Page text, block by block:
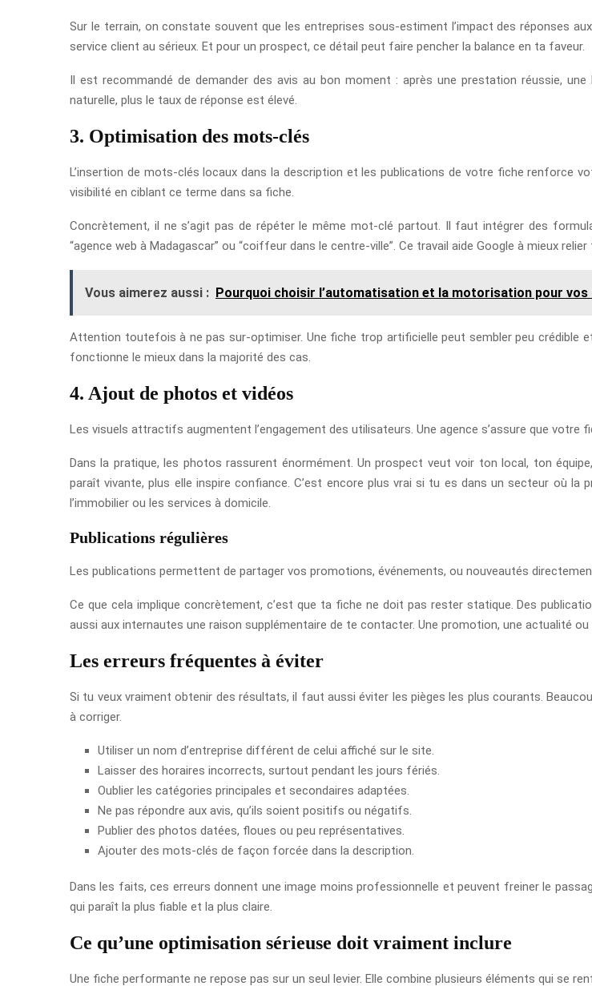
Sur le terrain, on constate souvent que les entreprises sous-estiment l’impact des réponses
service client au sérieux. Et pour un prospect, ce détail peut faire pencher la balance en ta faveur.
Il est recommandé de demander des avis au bon moment : après une prestation réussie,
naturelle, plus le taux de réponse est élevé.
3. Optimisation des mots-clés
L’insertion de mots-clés locaux dans la description et les publications de votre fiche renforce
visibilité en ciblant ce terme dans sa fiche.
Concrètement, il ne s’agit pas de répéter le même mot-clé partout. Il faut intégrer des
“agence web à Madagascar” ou “coiffeur dans le centre-ville”. Ce travail aide Google à mieux
Vous aimerez aussi : Pourquoi choisir l’automatisation et la motorisation pour vos
Attention toutefois à ne pas sur-optimiser. Une fiche trop artificielle peut sembler peu crédible
fonctionne le mieux dans la majorité des cas.
4. Ajout de photos et vidéos
Les visuels attractifs augmentent l’engagement des utilisateurs. Une agence s’assure que votre
Dans la pratique, les photos rassurent énormément. Un prospect veut voir ton local, ton
paraît vivante, plus elle inspire confiance. C’est encore plus vrai si tu es dans un secteur où la
l’immobilier ou les services à domicile.
Publications régulières
Les publications permettent de partager vos promotions, événements, ou nouveautés
Ce que cela implique concrètement, c’est que ta fiche ne doit pas rester statique. Des
aussi aux internautes une raison supplémentaire de te contacter. Une promotion, une actualité
Les erreurs fréquentes à éviter
Si tu veux vraiment obtenir des résultats, il faut aussi éviter les pièges les plus courants.
à corriger.
Utiliser un nom d’entreprise différent de celui affiché sur le site.
Laisser des horaires incorrects, surtout pendant les jours fériés.
Oublier les catégories principales et secondaires adaptées.
Ne pas répondre aux avis, qu’ils soient positifs ou négatifs.
Publier des photos datées, floues ou peu représentatives.
Ajouter des mots-clés de façon forcée dans la description.
Dans les faits, ces erreurs donnent une image moins professionnelle et peuvent freiner le
qui paraît la plus fiable et la plus claire.
Ce qu’une optimisation sérieuse doit vraiment inclure
Une fiche performante ne repose pas sur un seul levier. Elle combine plusieurs éléments qui se